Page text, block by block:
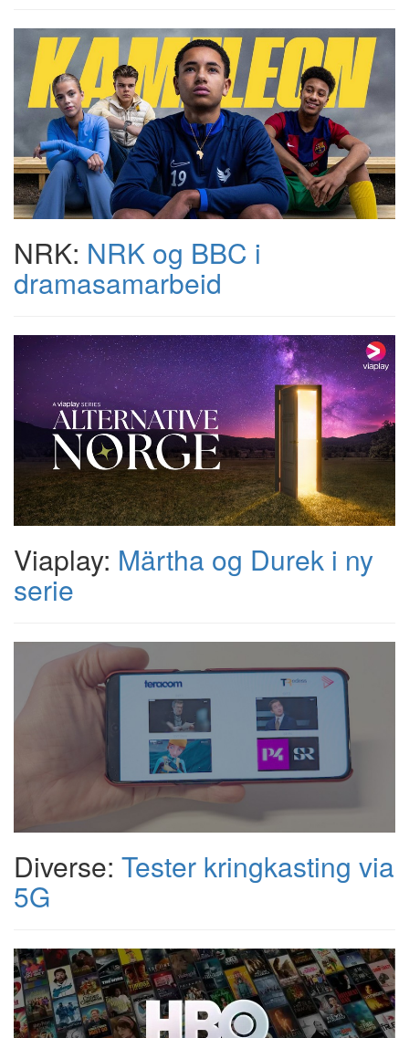
NRK: NRK og BBC i
dramasamarbeid
Viaplay: Märtha og Durek i ny
serie
Diverse: Tester kringkasting via
5G